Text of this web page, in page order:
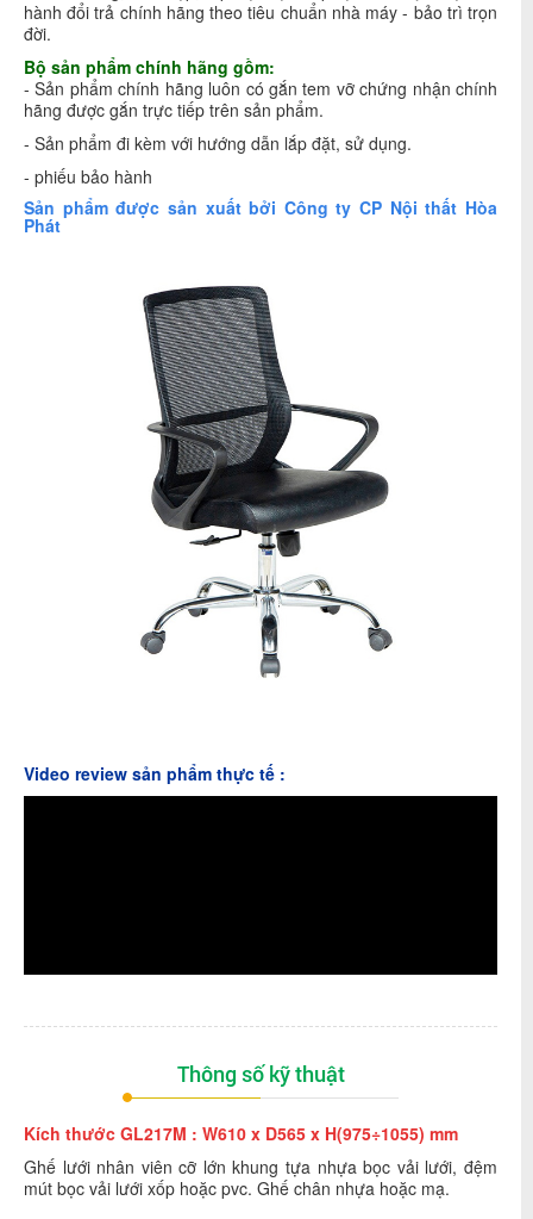
hành đổi trả chính hãng theo tiêu chuẩn nhà máy - bảo trì trọn
đời.
Bộ sản phẩm chính hãng gồm:
- Sản phẩm chính hãng luôn có gắn tem vỡ chứng nhận chính
hãng được gắn trực tiếp trên sản phẩm.
- Sản phẩm đi kèm với hướng dẫn lắp đặt, sử dụng.
- phiếu bảo hành
Sản phẩm được sản xuất bởi Công ty CP Nội thất Hòa
Phát
Video review sản phẩm thực tế :
Thông số kỹ thuật
Kích thước GL217M : W610 x D565 x H(975÷1055) mm
Ghế lưới nhân viên cỡ lớn khung tựa nhựa bọc vải lưới, đệm
mút bọc vải lưới xốp hoặc pvc. Ghế chân nhựa hoặc mạ.